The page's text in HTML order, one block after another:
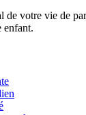
de votre vie de
enfant.